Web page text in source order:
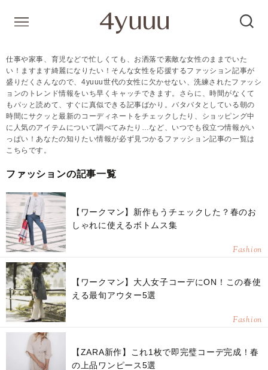
仕事や家事、育児などで忙しくても、お洒落で素敵な女性のままでいた
い！ますます綺麗になりたい！そんな女性を応援するファッション記事が
盛りだくさんなので、4yuuu世代の女性に欠かせない、洗練されたファッシ
ョンのトレンド情報をいち早くキャッチできます。さらに、時間がなくて
もパッと読めて、すぐに真似できる記事ばかり。バタバタとしている朝の
時間にサクッと最新のコーディネートをチェックしたり、ショッピング中
に人気のアイテムについて調べてみたり…など、いつでも役立つ情報がい
っぱい！あなたの知りたい情報が必ず見つかるファッション記事の一覧は
こちらです。
ファッションの記事一覧
【ワークマン】新作もうチェックした？春のお
しゃれに使えるボトムス集
Fashion
【ワークマン】大人女子コーデにON！この春使
える最旬アウター5選
Fashion
【ZARA新作】これ1枚で即完璧コーデ完成！春
の上品ワンピース5選